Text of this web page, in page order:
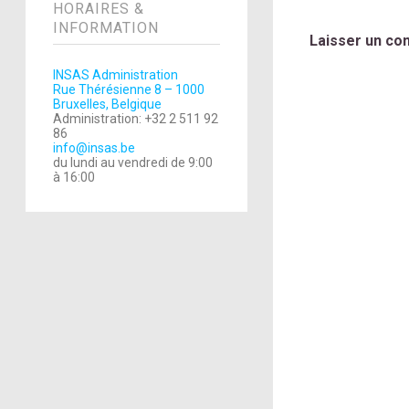
HORAIRES &
INFORMATION
INSAS Administration
Rue Thérésienne 8 – 1000
Bruxelles, Belgique
Administration: +32 2 511 92
86
info@insas.be
du lundi au vendredi de 9:00
à 16:00
Laisser un